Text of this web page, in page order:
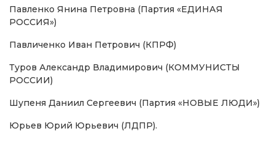
Павленко Янина Петровна (Партия «ЕДИНАЯ
РОССИЯ»)
Павличенко Иван Петрович (КПРФ)
Туров Александр Владимирович (КОММУНИСТЫ
РОССИИ)
Шупеня Даниил Сергеевич (Партия «НОВЫЕ ЛЮДИ»)
Юрьев Юрий Юрьевич (ЛДПР).